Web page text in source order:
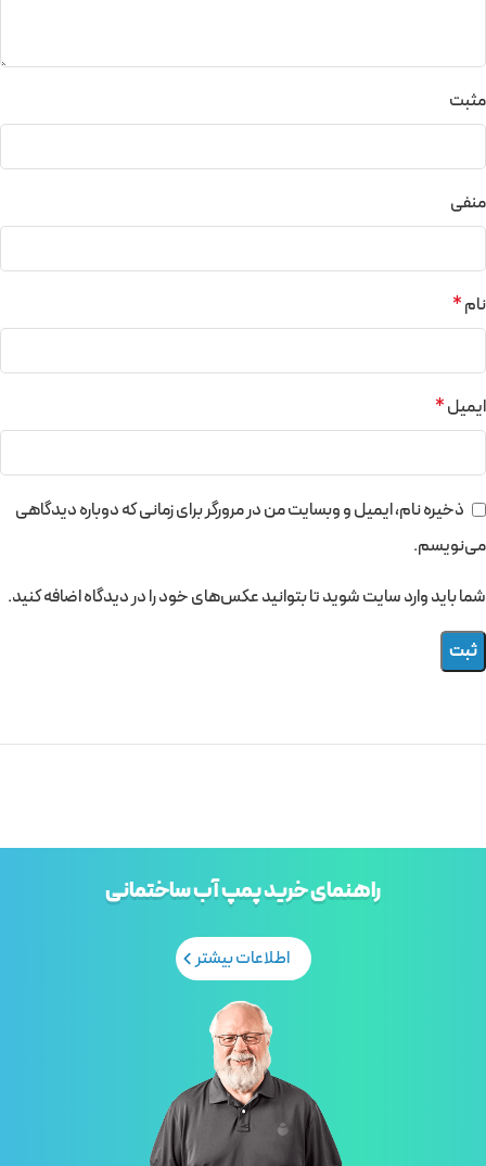
مثبت
منفی
نام*
ایمیل*
ذخیره نام، ایمیل و وبسایت من در مرورگر برای زمانی که دوباره دیدگاهی
می‌نویسم.
شما باید وارد سایت شوید تا بتوانید عکس‌های خود را در دیدگاه اضافه کنید.
راهنمای خرید پمپ آب ساختمانی
اطلاعات بیشتر